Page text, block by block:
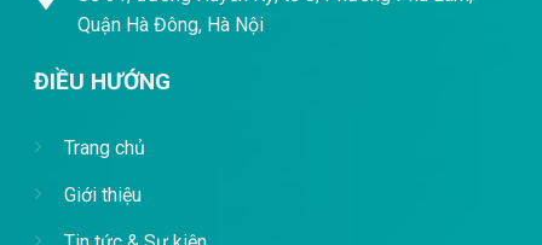
Quận Hà Đông, Hà Nội
ĐIỀU HƯỚNG
Trang chủ
Giới thiệu